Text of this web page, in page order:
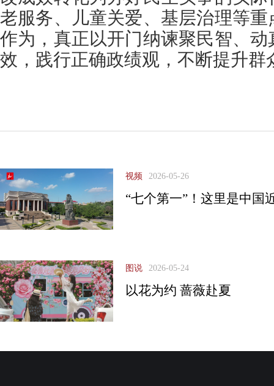
老服务、儿童关爱、基层治理等
作为，真正以开门纳谏聚民智、
效，践行正确政绩观，不断提升群
视频 2026-05-26
“七个第一”！这里是中国
图说 2026-05-24
以花为约 蔷薇赴夏